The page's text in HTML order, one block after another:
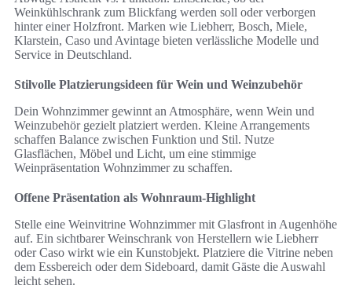
Weinkühlschrank zum Blickfang werden soll oder verborgen
hinter einer Holzfront. Marken wie Liebherr, Bosch, Miele,
Klarstein, Caso und Avintage bieten verlässliche Modelle und
Service in Deutschland.
Stilvolle Platzierungsideen für Wein und Weinzubehör
Dein Wohnzimmer gewinnt an Atmosphäre, wenn Wein und
Weinzubehör gezielt platziert werden. Kleine Arrangements
schaffen Balance zwischen Funktion und Stil. Nutze
Glasflächen, Möbel und Licht, um eine stimmige
Weinpräsentation Wohnzimmer zu schaffen.
Offene Präsentation als Wohnraum-Highlight
Stelle eine Weinvitrine Wohnzimmer mit Glasfront in Augenhöhe
auf. Ein sichtbarer Weinschrank von Herstellern wie Liebherr
oder Caso wirkt wie ein Kunstobjekt. Platziere die Vitrine neben
dem Essbereich oder dem Sideboard, damit Gäste die Auswahl
leicht sehen.